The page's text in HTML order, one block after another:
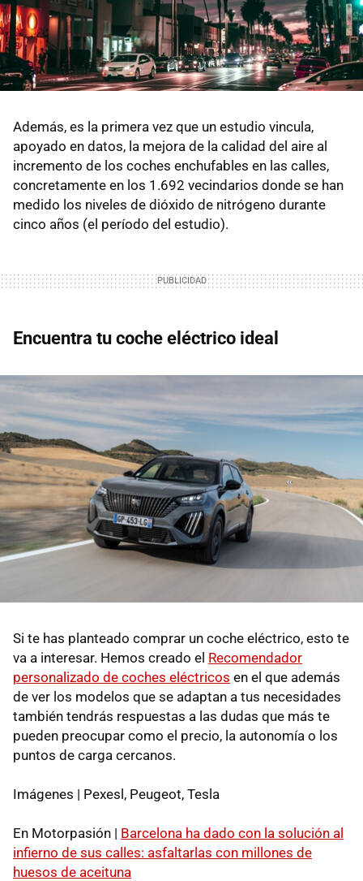
Además, es la primera vez que un estudio vincula,
apoyado en datos, la mejora de la calidad del aire al
incremento de los coches enchufables en las calles,
concretamente en los 1.692 vecindarios donde se han
medido los niveles de dióxido de nitrógeno durante
cinco años (el período del estudio).
Encuentra tu coche eléctrico ideal
Si te has planteado comprar un coche eléctrico, esto te
va a interesar. Hemos creado el Recomendador
personalizado de coches eléctricos en el que además
de ver los modelos que se adaptan a tus necesidades
también tendrás respuestas a las dudas que más te
pueden preocupar como el precio, la autonomía o los
puntos de carga cercanos.
Imágenes | Pexesl, Peugeot, Tesla
En Motorpasión | Barcelona ha dado con la solución al
infierno de sus calles: asfaltarlas con millones de
huesos de aceituna